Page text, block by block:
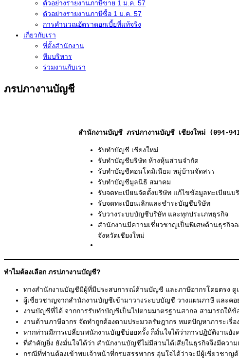
ตัวอย่างรายงานภาษีขาย 1 ม.ค. 57
การคำนวณอัตราดอกเบี้ยที่แท้จริง
เกี่ยวกับเรา
ที่ตั้งสำนักงาน
ทีมบริหาร
ร่วมงานกับเรา
ภรปภางานบัญชี
สำนักงานบัญชี ภรปภางานบัญชี เชียงใหม่ (094-
รับทำบัญชี เชียงใหม่
รับทำบัญชีบริษัท ห้างหุ้นส่วนจำกัด
รับทำบัญชีคอนโดมิเนียม หมู่บ้านจัดสรร
รับทำบัญชีมูลนิธิ สมาคม
รับจดทะเบียนจัดตั้งบริษัท แก้ไขข้อมูลทะเบียนบ
รับจดทะเบียนเลิกและชำระบัญชีบริษัท
รับวางระบบบัญชีบริษัท และทุกประเภทธุรกิจ
สำนักงานมีความเชี่ยวชาญเป็นพิเศษด้านธุรกิจ
จังหวัดเชียงใหม่
ทำไมต้องเลือก ภรปภางานบัญชี?
ทางสำนักงานบัญชีมีผู้ที่มีประสบการณ์ด้านบัญชี และภาษีอากรโดยตรง
ผู้เชี่ยวชาญจากสำนักงานบัญชีเข้ามาวางระบบบัญชี วางแผนภาษี และค
งานบัญชีที่ได้ จากการรับทำบัญชีเป็นไปตามมาตรฐานสากล สามารถให้ข้
งานด้านภาษีอากร จัดทำถูกต้องตามประมวลรัษฎากร หมดปัญหาภาระเรื่อ
หากท่านมีการเปลี่ยนพนักงานบัญชีบ่อยครั้ง ก็มั่นใจได้ว่าการปฏิบัติงานยั
ที่สำคัญยิ่ง ยังมั่นใจได้ว่า สำนักงานบัญชีไม่มีส่วนได้เสียในธุรกิจจึงมีความ
กรณีที่ท่านต้องเข้าพบเจ้าหน้าที่กรมสรรพากร อุ่นใจได้ว่าจะมีผู้เชี่ยวชา